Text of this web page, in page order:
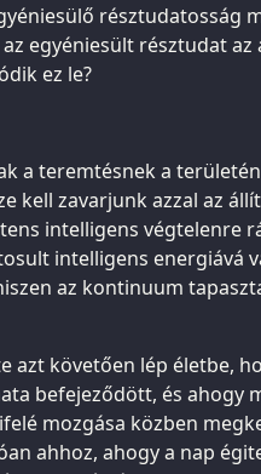
résztudatosság
egyéniesült résztudat az
ez le?
a teremtésnek a
kell zavarjunk azzal az
intelligens végtelenre
intelligens energiává
az kontinuum
azt követően lép életbe,
befejeződött, és ahogy
mozgása közben
ahhoz, ahogy a nap